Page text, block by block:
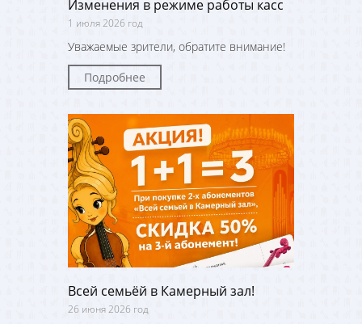
Изменения в режиме работы касс
1 июля 2026 год
Уважаемые зрители, обратите внимание!
Подробнее
Всей семьёй в Камерный зал!
26 июня 2026 год